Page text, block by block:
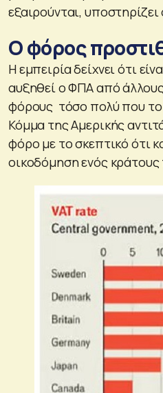
εξαιρούνται,
Ο φόρος
Η εμπειρία δείχνει ότι
αυξηθεί ο ΦΠΑ από
φόρους τόσο πολύ που το
Κόμμα της Αμερικής
φόρο με το σκεπτικό ότι
οικοδόμηση ενός κράτους